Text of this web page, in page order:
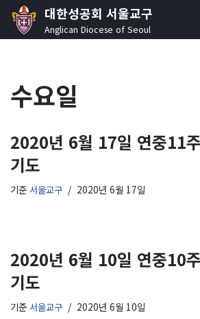
콘
로
건
뛰
기
대한성공회 서울교구
Anglican Diocese of Seoul
수요일
2020년 6월 17일 연중11
기도
기준 서울교구 2020년 6월 17일
2020년 6월 10일 연중10
기도
기준 서울교구 2020년 6월 10일